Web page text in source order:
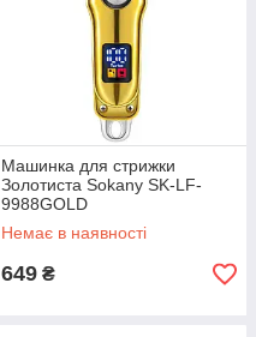
Машинка для стрижки
Золотиста Sokany SK-LF-
9988GOLD
Немає в наявності
649 ₴